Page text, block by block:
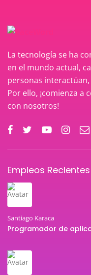
La tecnología se ha
en el mundo actual,
personas
Por ello, ¡comienza
con nosotros!
Empleos Recientes
Santiago Karaca
Programador de